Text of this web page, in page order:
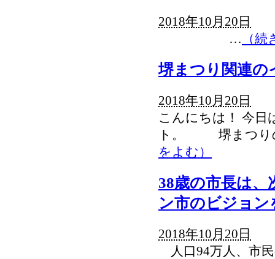
2018年10月20日
… （
堺まつり関連
2018年10月20日
こんにちは！ 今日
ト。 堺まつり
をよむ）
38歳の市長は、
ン市のビジョ
2018年10月20日
人口94万人、市